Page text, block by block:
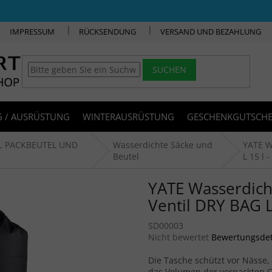
IMPRESSUM RÜCKSENDUNG VERSAND UND BEZAHLUNG
SUCHEN
/ AUSRÜSTUNG WINTERAUSRÜSTUNG
PACKBEUTEL UND
Wasserdichte Säcke und
Beutel
YATE
L 15 l
YATE
Ventil DRY BAG
SD00003
Die durchschnittliche
Nicht bewertet
Die Tasche schützt vor